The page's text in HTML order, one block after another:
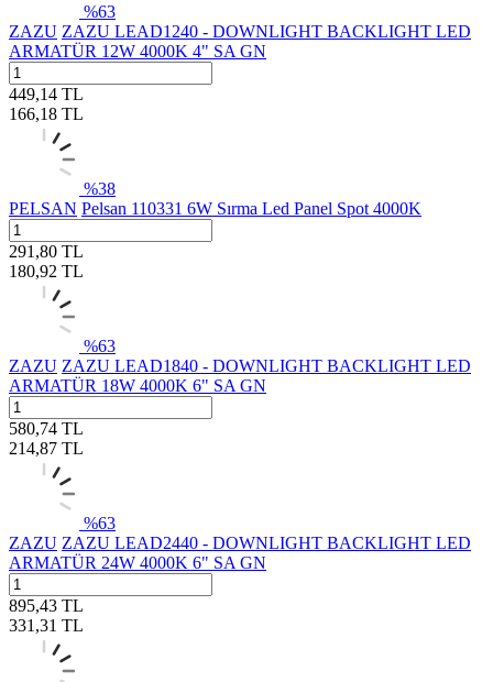
%63
ZAZU ZAZU LEAD1240 - DOWNLIGHT BACKLIGHT LED
ARMATÜR 12W 4000K 4" SA GN
449,14 TL
166,18 TL
%38
PELSAN Pelsan 110331 6W Sırma Led Panel Spot 4000K
291,80 TL
180,92 TL
%63
ZAZU ZAZU LEAD1840 - DOWNLIGHT BACKLIGHT LED
ARMATÜR 18W 4000K 6" SA GN
580,74 TL
214,87 TL
%63
ZAZU ZAZU LEAD2440 - DOWNLIGHT BACKLIGHT LED
ARMATÜR 24W 4000K 6" SA GN
895,43 TL
331,31 TL